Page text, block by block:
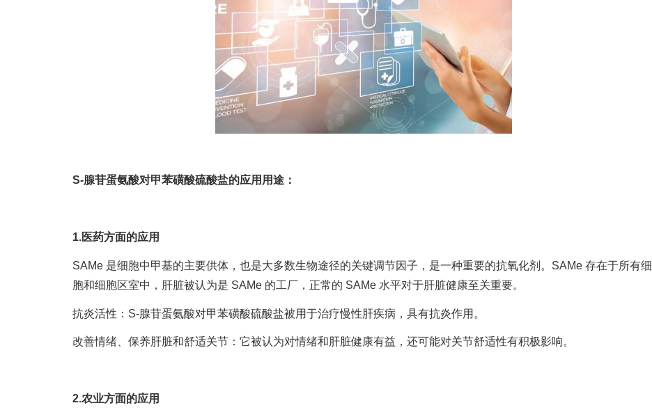
S-腺苷蛋氨酸对甲苯磺酸硫酸盐的应用用途：
1.医药方面的应用
SAMe 是细胞中甲基的主要供体，也是大多数生物途径的关键调节因子，是一种重要的抗氧化剂。SAMe 存在于所有细
胞和细胞区室中，肝脏被认为是 SAMe 的工厂，正常的 SAMe 水平对于肝脏健康至关重要。
抗炎活性：S-腺苷蛋氨酸对甲苯磺酸硫酸盐被用于治疗慢性肝疾病，具有抗炎作用。
改善情绪、保养肝脏和舒适关节：它被认为对情绪和肝脏健康有益，还可能对关节舒适性有积极影响。
2.农业方面的应用